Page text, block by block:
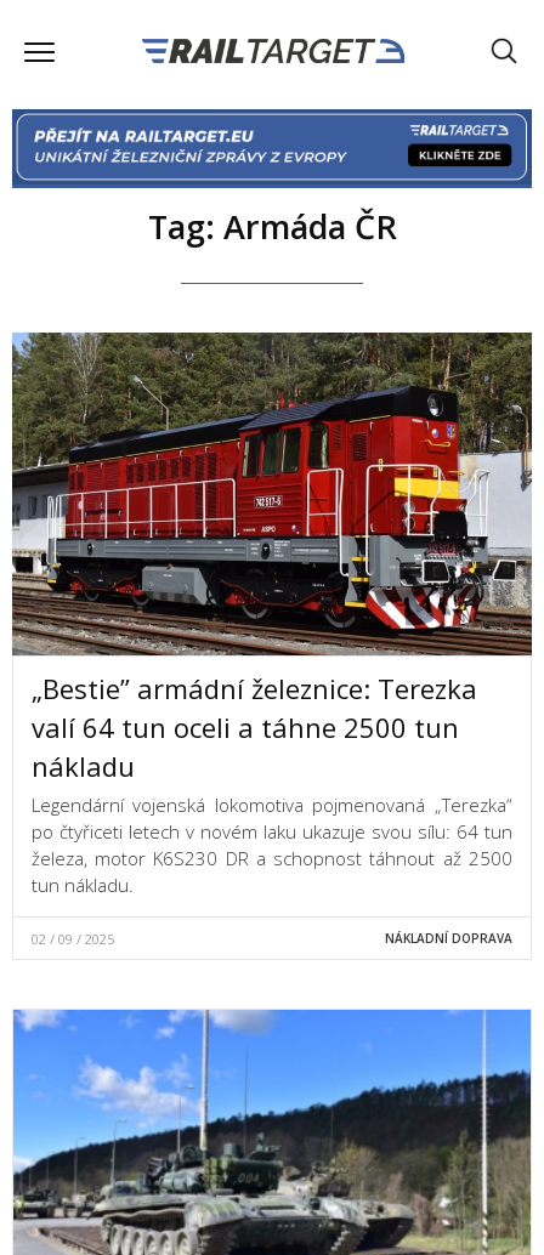
Tag: Armáda ČR
„Bestie” armádní železnice: Terezka
valí 64 tun oceli a táhne 2500 tun
nákladu
Legendární vojenská lokomotiva pojmenovaná „Terezka“
po čtyřiceti letech v novém laku ukazuje svou sílu: 64 tun
železa, motor K6S230 DR a schopnost táhnout až 2500
tun nákladu.
02 / 09 / 2025 NÁKLADNÍ DOPRAVA